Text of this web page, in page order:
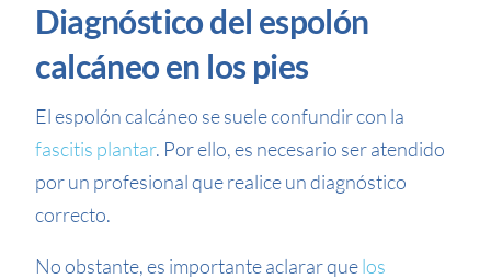
Diagnóstico del espolón
calcáneo en los pies
El espolón calcáneo se suele confundir con la
fascitis plantar. Por ello, es necesario ser atendido
por un profesional que realice un diagnóstico
correcto.
No obstante, es importante aclarar quelos